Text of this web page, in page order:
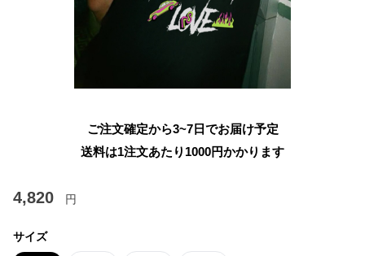
ご注文確定から3~7日でお届け予定
送料は1注文あたり 1000円かかります
4,820 円
サイズ